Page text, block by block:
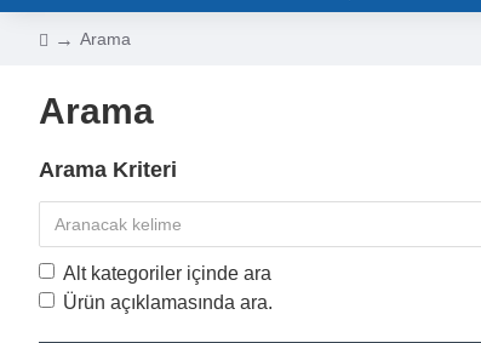
Arama
Arama
Arama Kriteri
Alt kategoriler içinde ara
Ürün açıklamasında ara.